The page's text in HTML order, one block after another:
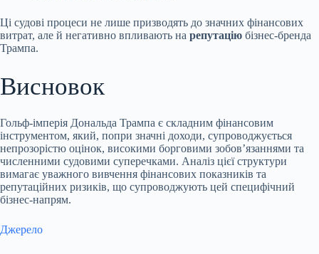
Ці судові процеси не лише призводять до значних фінансових
витрат, але й негативно впливають на репутацію бізнес-бренда
Трампа.
Висновок
Гольф-імперія Дональда Трампа є складним фінансовим
інструментом, який, попри значні доходи, супроводжується
непрозорістю оцінок, високими борговими зобов’язаннями та
численними судовими суперечками. Аналіз цієї структури
вимагає уважного вивчення фінансових показників та
репутаційних ризиків, що супроводжують цей специфічний
бізнес-напрям.
Джерело